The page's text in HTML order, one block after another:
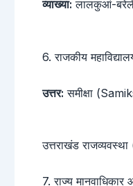
व्याख्या: लालकुआं-
6. राजकीय
उत्तर: समीक्षा
उत्तराखंड
7. राज्य